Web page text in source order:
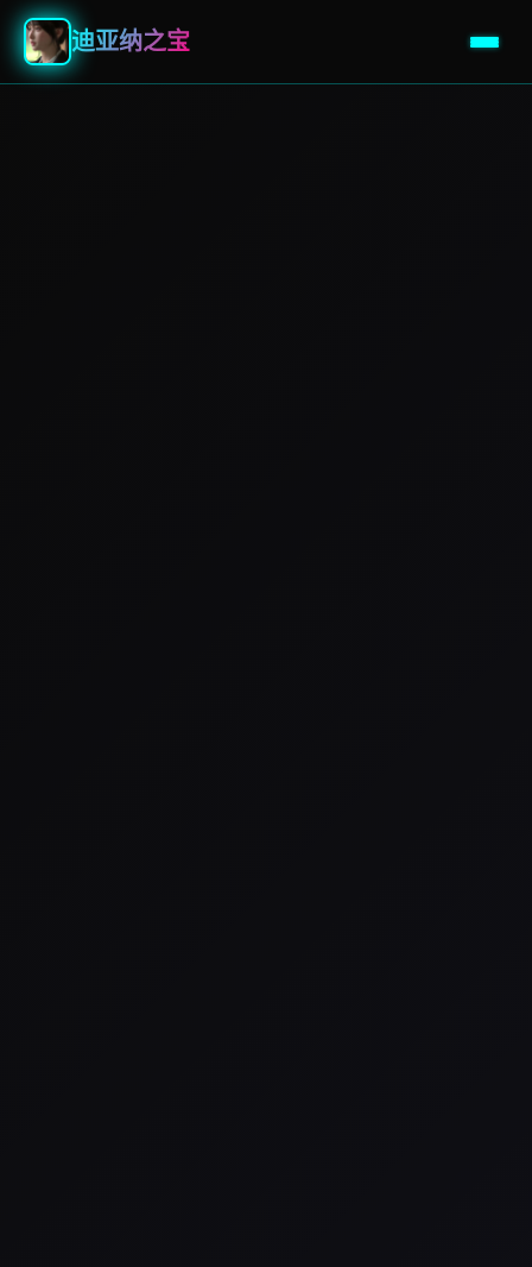
迪亚纳之宝